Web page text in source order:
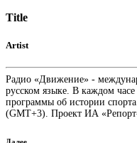
Title
Artist
Радио «Движение» -
русском языке. В каждом
программы об истории
(GMT+3). Проект ИА